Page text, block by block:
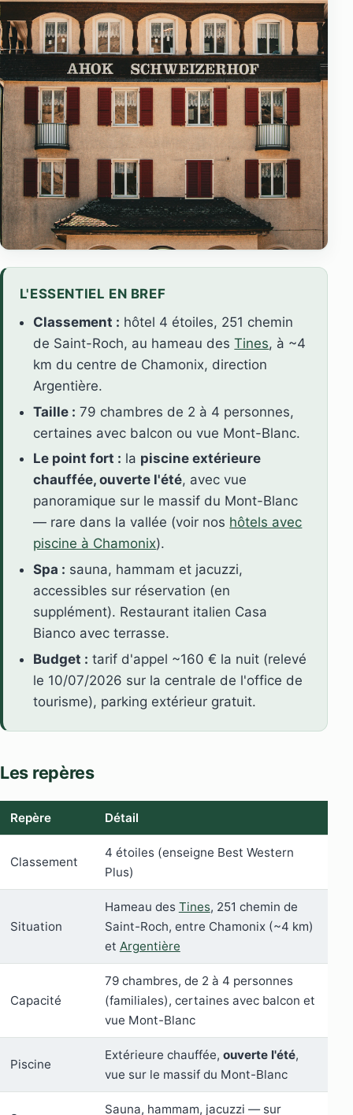
L'ESSENTIEL EN BREF
Classement : hôtel 4 étoiles, 251 chemin
de Saint-Roch, au hameau desTines, à ~4
km du centre de Chamonix, direction
Argentière.
Taille : 79 chambres de 2 à 4 personnes,
certaines avec balcon ou vue Mont-Blanc.
Le point fort : la piscine extérieure
chauffée, ouverte l'été, avec vue
panoramique sur le massif du Mont-Blanc
— rare dans la vallée (voir nos hôtels avec
piscine à Chamonix).
Spa : sauna, hammam et jacuzzi,
accessibles sur réservation (en
supplément). Restaurant italien Casa
Bianco avec terrasse.
Budget : tarif d'appel ~160 € la nuit (relevé
le 10/07/2026 sur la centrale de l'office de
tourisme), parking extérieur gratuit.
Les repères
Repère Détail
Classement
4 étoiles (enseigne Best Western
Plus)
Situation
Hameau des Tines, 251 chemin de
Saint-Roch, entre Chamonix (~4 km)
et Argentière
Capacité
79 chambres, de 2 à 4 personnes
(familiales), certaines avec balcon et
vue Mont-Blanc
Piscine
Extérieure chauffée, ouverte l'été,
vue sur le massif du Mont-Blanc
Sauna, hammam, jacuzzi — sur